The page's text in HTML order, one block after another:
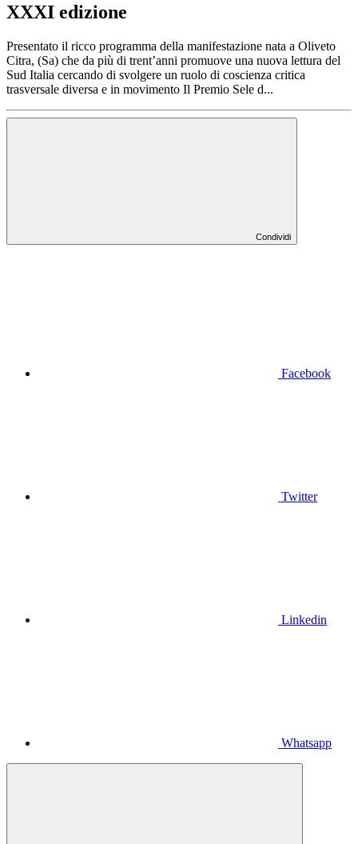
XXXI edizione
Presentato il ricco programma della manifestazione nata a Oliveto
Citra, (Sa) che da più di trent’anni promuove una nuova lettura del
Sud Italia cercando di svolgere un ruolo di coscienza critica
trasversale diversa e in movimento Il Premio Sele d...
Condividi
Facebook
Twitter
Linkedin
Whatsapp